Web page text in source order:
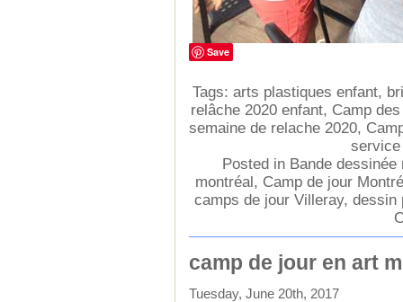
Save
Tags: arts plastiques enfant,
relâche 2020 enfant, Camp
semaine de relache 2020,
service
Posted in Bande dessinée
montréal, Camp de jour
camps de jour Villeray, dessin
camp de jour en art
Tuesday, June 20th, 2017